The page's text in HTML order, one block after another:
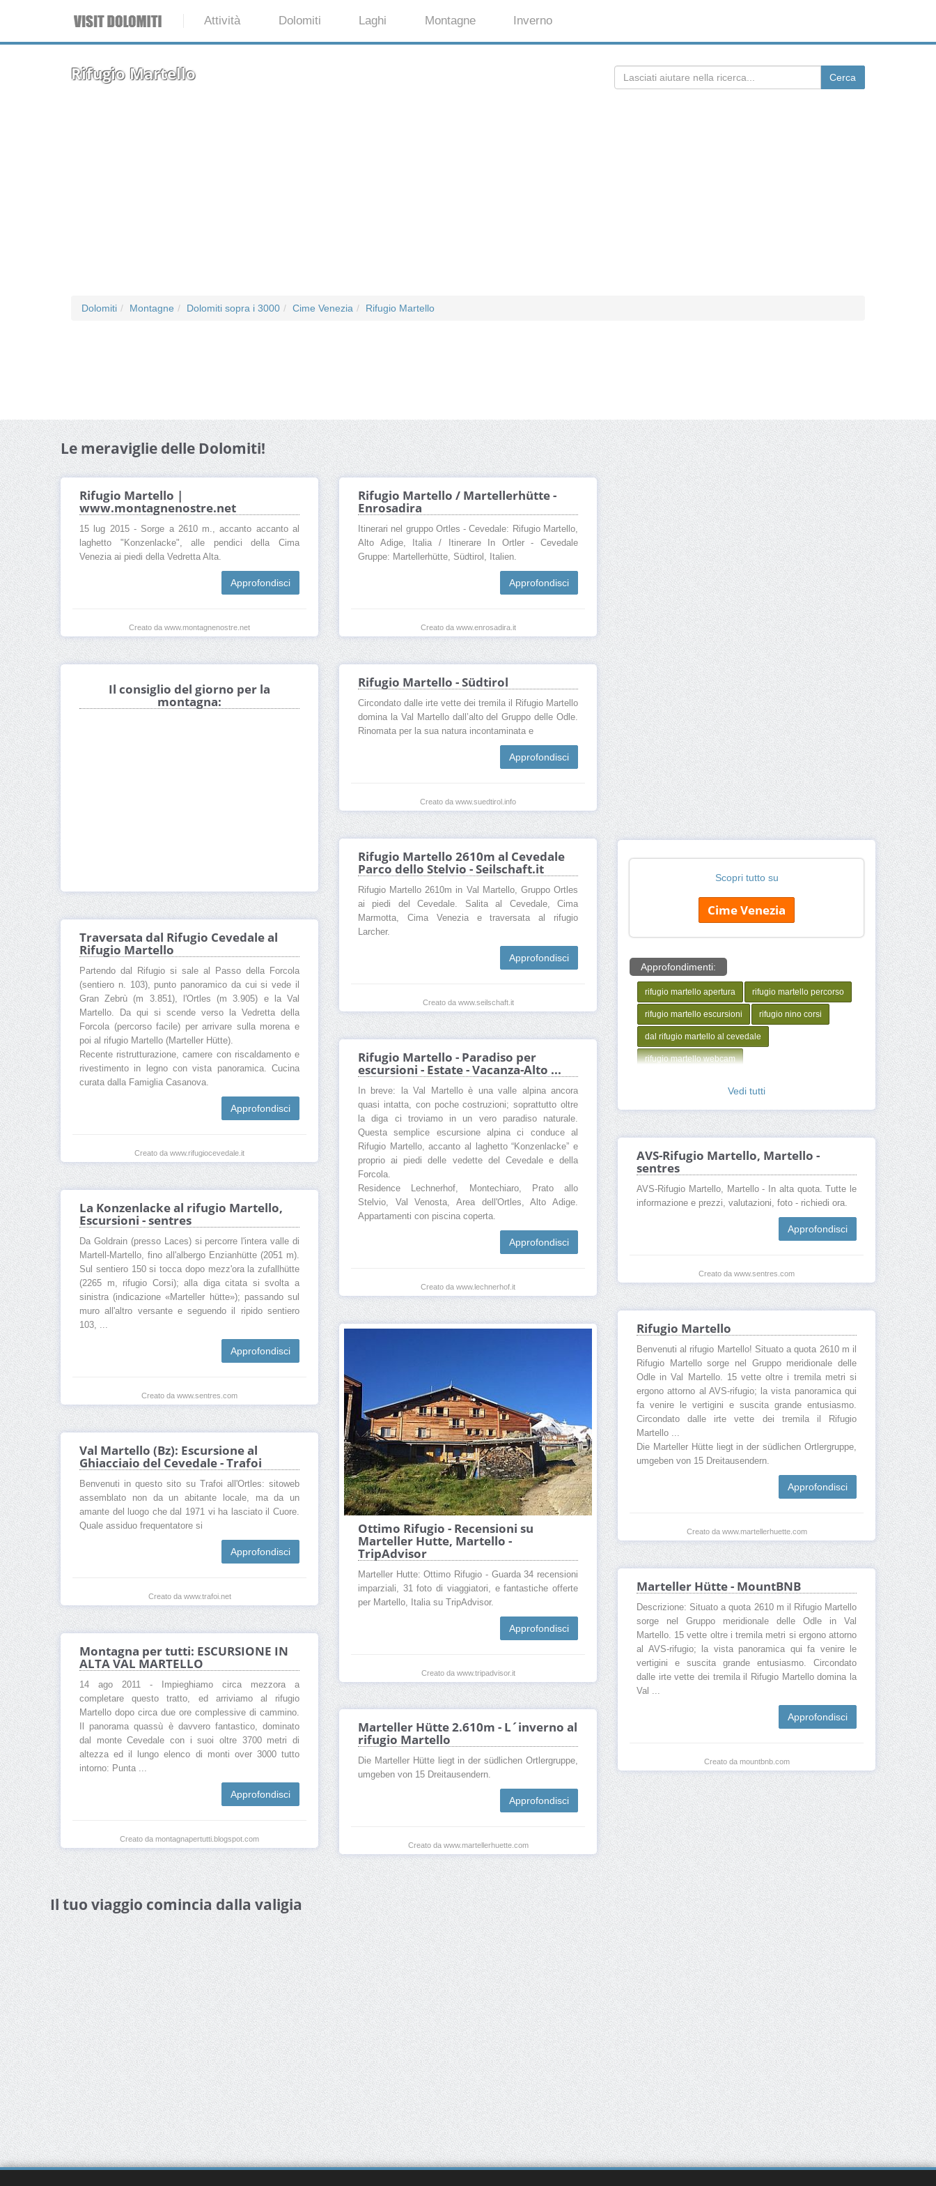
Attività Dolomiti Laghi Montagne Inverno
Rifugio Martello
Dolomiti Montagne Dolomiti sopra i 3000 Cime Venezia Rifugio Martello
Le meraviglie delle Dolomiti!
Rifugio Martello |
www.montagnenostre.net
15 lug 2015 - Sorge a 2610 m., accanto accanto al
laghetto "Konzenlacke", alle pendici della Cima
Venezia ai piedi della Vedretta Alta.
Approfondisci
Creato da www.montagnenostre.net
Rifugio Martello / Martellerhütte -
Enrosadira
Itinerari nel gruppo Ortles - Cevedale: Rifugio Martello,
Alto Adige, Italia / Itinerare In Ortler - Cevedale
Gruppe: Martellerhütte, Südtirol, Italien.
Approfondisci
Creato da www.enrosadira.it
Scopri tutto su
Cime Venezia
Approfondimenti:
rifugio martello apertura rifugio martello percorso
rifugio martello escursioni rifugio nino corsi
dal rifugio martello al cevedale
rifugio martello webcam
Vedi tutti
Il consiglio del giorno per la
montagna:
Rifugio Martello - Südtirol
Circondato dalle irte vette dei tremila il Rifugio Martello
domina la Val Martello dall’alto del Gruppo delle Odle.
Rinomata per la sua natura incontaminata e
Approfondisci
Creato da www.suedtirol.info
Rifugio Martello 2610m al Cevedale
Parco dello Stelvio - Seilschaft.it
Rifugio Martello 2610m in Val Martello, Gruppo Ortles
ai piedi del Cevedale. Salita al Cevedale, Cima
Marmotta, Cima Venezia e traversata al rifugio
Larcher.
Approfondisci
Creato da www.seilschaft.it
Traversata dal Rifugio Cevedale al
Rifugio Martello
Partendo dal Rifugio si sale al Passo della Forcola
(sentiero n. 103), punto panoramico da cui si vede il
Gran Zebrù (m 3.851), l'Ortles (m 3.905) e la Val
Martello. Da qui si scende verso la Vedretta della
Forcola (percorso facile) per arrivare sulla morena e
poi al rifugio Martello (Marteller Hütte).
Recente ristrutturazione, camere con riscaldamento e
rivestimento in legno con vista panoramica. Cucina
curata dalla Famiglia Casanova.
Approfondisci
Creato da www.rifugiocevedale.it
Rifugio Martello - Paradiso per
escursioni - Estate - Vacanza-Alto ...
In breve: la Val Martello è una valle alpina ancora
quasi intatta, con poche costruzioni; soprattutto oltre
la diga ci troviamo in un vero paradiso naturale.
Questa semplice escursione alpina ci conduce al
Rifugio Martello, accanto al laghetto “Konzenlacke” e
proprio ai piedi delle vedette del Cevedale e della
Forcola.
Residence Lechnerhof, Montechiaro, Prato allo
Stelvio, Val Venosta, Area dell'Ortles, Alto Adige.
Appartamenti con piscina coperta.
Approfondisci
Creato da www.lechnerhof.it
AVS-Rifugio Martello, Martello -
sentres
AVS-Rifugio Martello, Martello - In alta quota. Tutte le
informazione e prezzi, valutazioni, foto - richiedi ora.
Approfondisci
Creato da www.sentres.com
La Konzenlacke al rifugio Martello,
Escursioni - sentres
Da Goldrain (presso Laces) si percorre l'intera valle di
Martell-Martello, fino all'albergo Enzianhütte (2051 m).
Sul sentiero 150 si tocca dopo mezz'ora la zufallhütte
(2265 m, rifugio Corsi); alla diga citata si svolta a
sinistra (indicazione «Marteller hütte»); passando sul
muro all'altro versante e seguendo il ripido sentiero
103, ...
Approfondisci
Creato da www.sentres.com
Rifugio Martello
Benvenuti al rifugio Martello! Situato a quota 2610 m il
Rifugio Martello sorge nel Gruppo meridionale delle
Odle in Val Martello. 15 vette oltre i tremila metri si
ergono attorno al AVS-rifugio; la vista panoramica qui
fa venire le vertigini e suscita grande entusiasmo.
Circondato dalle irte vette dei tremila il Rifugio
Martello ...
Die Marteller Hütte liegt in der südlichen Ortlergruppe,
umgeben von 15 Dreitausendern.
Approfondisci
Creato da www.martellerhuette.com
Ottimo Rifugio - Recensioni su
Marteller Hutte, Martello -
TripAdvisor
Marteller Hutte: Ottimo Rifugio - Guarda 34 recensioni
imparziali, 31 foto di viaggiatori, e fantastiche offerte
per Martello, Italia su TripAdvisor.
Approfondisci
Creato da www.tripadvisor.it
Val Martello (Bz): Escursione al
Ghiacciaio del Cevedale - Trafoi
Benvenuti in questo sito su Trafoi all'Ortles: sitoweb
assemblato non da un abitante locale, ma da un
amante del luogo che dal 1971 vi ha lasciato il Cuore.
Quale assiduo frequentatore si
Approfondisci
Creato da www.trafoi.net
Marteller Hütte - MountBNB
Descrizione: Situato a quota 2610 m il Rifugio Martello
sorge nel Gruppo meridionale delle Odle in Val
Martello. 15 vette oltre i tremila metri si ergono attorno
al AVS-rifugio; la vista panoramica qui fa venire le
vertigini e suscita grande entusiasmo. Circondato
dalle irte vette dei tremila il Rifugio Martello domina la
Val ...
Approfondisci
Creato da mountbnb.com
Montagna per tutti: ESCURSIONE IN
ALTA VAL MARTELLO
14 ago 2011 - Impieghiamo circa mezzora a
completare questo tratto, ed arriviamo al rifugio
Martello dopo circa due ore complessive di cammino.
Il panorama quassù è davvero fantastico, dominato
dal monte Cevedale con i suoi oltre 3700 metri di
altezza ed il lungo elenco di monti over 3000 tutto
intorno: Punta ...
Approfondisci
Creato da montagnapertutti.blogspot.com
Marteller Hütte 2.610m - L´inverno al
rifugio Martello
Die Marteller Hütte liegt in der südlichen Ortlergruppe,
umgeben von 15 Dreitausendern.
Approfondisci
Creato da www.martellerhuette.com
Il tuo viaggio comincia dalla valigia